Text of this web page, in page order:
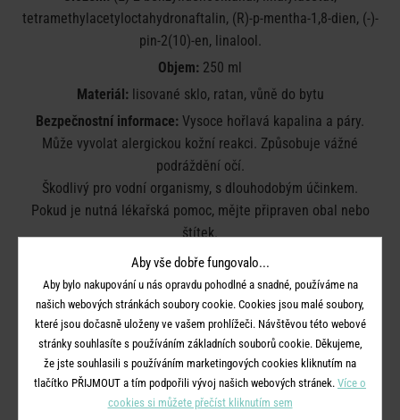
tetramethylacetyloctahydronaftalin, (R)-p-mentha-1,8-dien, (-)-
pin-2(10)-en, linalool.
Objem: 250 ml
Materiál:lisované sklo, ratan, vůně do bytu
Bezpečnostní informace: Vysoce hořlavá kapalina a páry.
Může vyvolat alergickou kožní reakci. Způsobuje vážné
podráždění očí.
Škodlivý pro vodní organismy, s dlouhodobým účinkem.
Pokud je nutná lékařská pomoc, mějte připraven obal nebo
štítek.
Uchovávejte mimo dosah dětí.
Chraňte před teplem, horkými povrchy, jiskrami, otevřeným
ohněm a jinými zdroji zapálení.
Nekuřte. Při manipulaci použijte vhodné ochranné rukavice.
Pokud dojde k podráždění kůže: Vyhledejte lékařskou pomoc
nebo ošetření.
Zlikvidujte obsah/obal v souladu s místními / národními /
mezinárodními předpisy.
Aby vše dobře fungovalo...
Aby bylo nakupování u nás opravdu pohodlné a snadné, používáme na
našich webových stránkách soubory cookie. Cookies jsou malé soubory,
které jsou dočasně uloženy ve vašem prohlížeči. Návštěvou této webové
stránky souhlasíte s používáním základních souborů cookie. Děkujeme,
že jste souhlasili s používáním marketingových cookies kliknutím na
tlačítko PŘIJMOUT a tím podpořili vývoj našich webových stránek. Více o
cookies si můžete přečíst kliknutím sem